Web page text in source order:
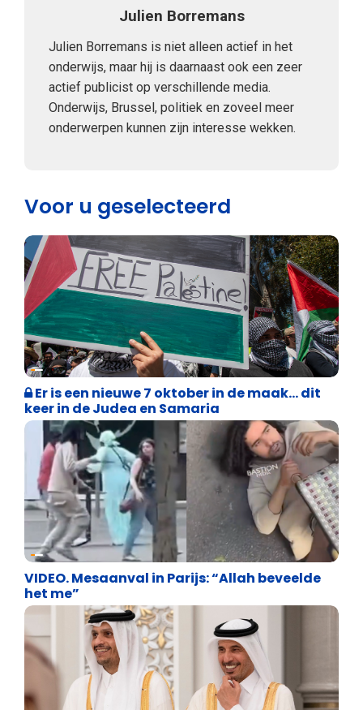
Julien Borremans
Julien Borremans is niet alleen actief in het
onderwijs, maar hij is daarnaast ook een zeer
actief publicist op verschillende media.
Onderwijs, Brussel, politiek en zoveel meer
onderwerpen kunnen zijn interesse wekken.
Voor u geselecteerd
Weekblad 't Pallieterke
Er is een nieuwe 7 oktober in de maak… dit
keer in de Judea en Samaria
Terrorisme en extremisme
VIDEO. Mesaanval in Parijs: “Allah beveelde
het me”